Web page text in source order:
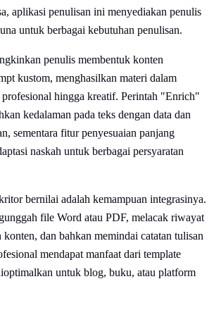
aplikasi penulisan ini menyediakan penulis
untuk berbagai kebutuhan penulisan.
penulis membentuk konten
kustom, menghasilkan materi dalam
profesional hingga kreatif. Perintah "Enrich"
kedalaman pada teks dengan data dan
sementara fitur penyesuaian panjang
naskah untuk berbagai persyaratan
bernilai adalah kemampuan integrasinya.
file Word atau PDF, melacak riwayat
dan bahkan memindai catatan tulisan
mendapat manfaat dari template
untuk blog, buku, atau platform